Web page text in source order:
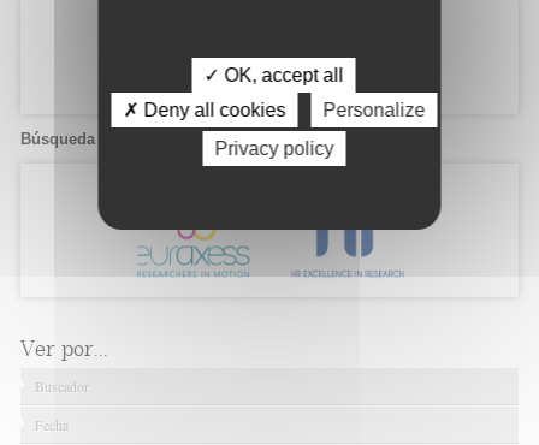
Búsqueda de candidatos
Ver por...
Buscador
Fecha
✓ OK, accept all
✗ Deny all cookies
Personalize
Privacy policy